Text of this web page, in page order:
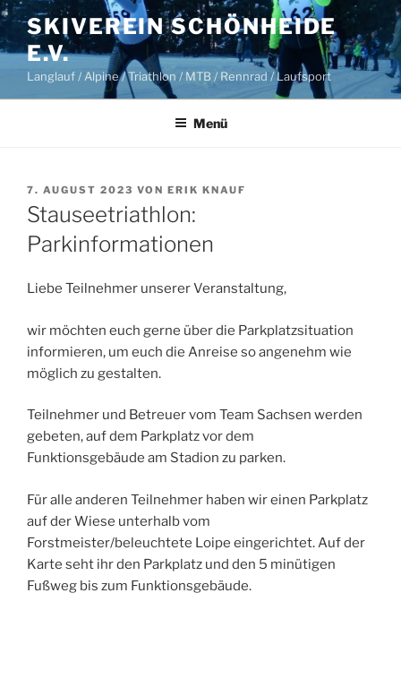
Zum
Inhalt
springen
SKIVEREIN SCHÖNHEIDE
E.V.
Langlauf / Alpine / Triathlon / MTB / Rennrad / Laufsport
Menü
VERÖFFENTLICHT
AM
7. AUGUST 2023 VON ERIK KNAUF
Stauseetriathlon:
Parkinformationen
Liebe Teilnehmer unserer Veranstaltung,
wir möchten euch gerne über die Parkplatzsituation
informieren, um euch die Anreise so angenehm wie
möglich zu gestalten.
Teilnehmer und Betreuer vom Team Sachsen werden
gebeten, auf dem Parkplatz vor dem
Funktionsgebäude am Stadion zu parken.
Für alle anderen Teilnehmer haben wir einen Parkplatz
auf der Wiese unterhalb vom
Forstmeister/beleuchtete Loipe eingerichtet. Auf der
Karte seht ihr den Parkplatz und den 5 minütigen
Fußweg bis zum Funktionsgebäude.